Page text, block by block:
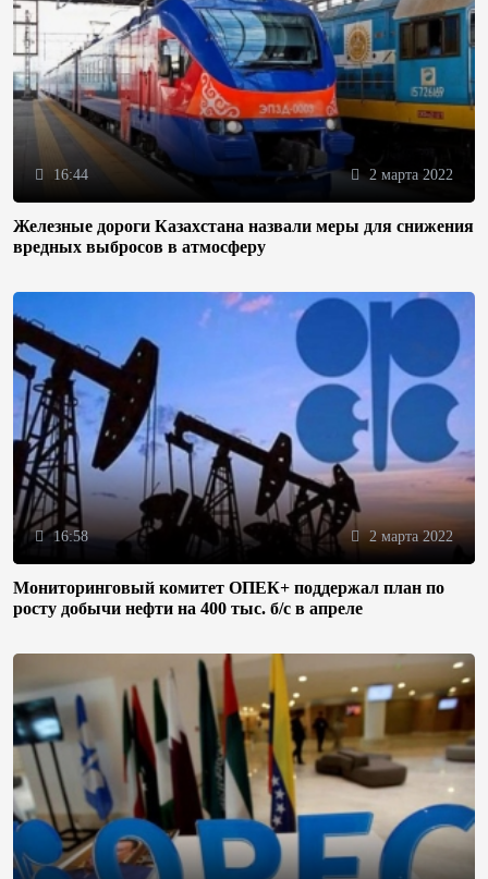
16:44 2 марта 2022
Железные дороги Казахстана назвали меры для снижения
вредных выбросов в атмосферу
16:58 2 марта 2022
Мониторинговый комитет ОПЕК+ поддержал план по
росту добычи нефти на 400 тыс. б/с в апреле